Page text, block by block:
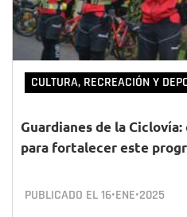
CULTURA, RECREACIÓN Y
Guardianes de la
para fortalecer este
PUBLICADO EL16•ENE•2025